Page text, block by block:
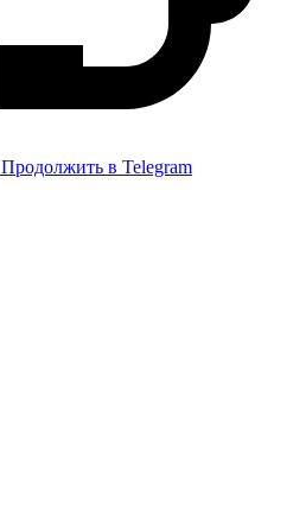
Продолжить в Telegram